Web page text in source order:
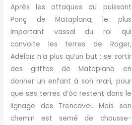
Après les attaques du puissant
Ponç de Mataplana, le plus
important vassal du roi qui
convoite les terres de Roger,
Adélaïs n’a plus qu’un but : se sortir
des griffes de Mataplana en
donner un enfant à son mari, pour
que ses terres d’òc restent dans le
lignage des Trencavel. Mais son
chemin est semé de chausse-